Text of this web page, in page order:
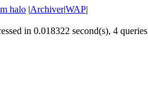
|Archiver|WAP|
in 0.018322 second(s), 4